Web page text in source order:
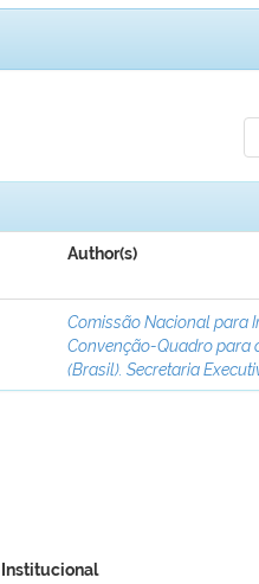
Author(s)
Comissão Nacional para
Convenção-Quadro para
(Brasil). Secretaria
Institucional